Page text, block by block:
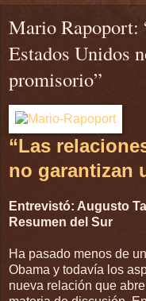
Mario Rapoport:
Estados Unidos
promisorio”
“Las
no garantizan
Entrevistó: Augusto
Resumen del Sur
Ha pasado menos de
Obama y todavía los
nueva relación que